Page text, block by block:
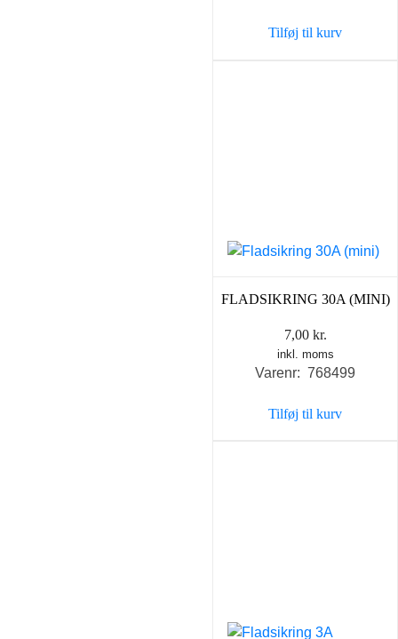
Tilføj til kurv
FLADSIKRING 30A (MINI)
7,00 kr.
inkl. moms
Varenr: 768499
Tilføj til kurv